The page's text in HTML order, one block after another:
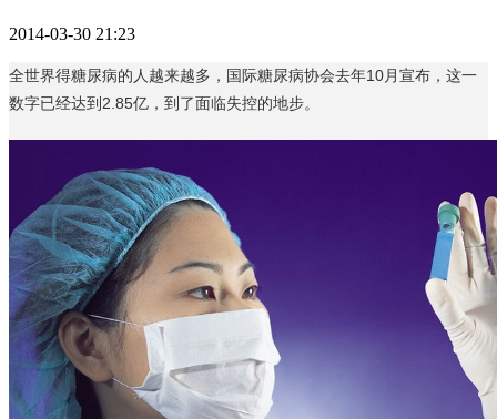
2014-03-30 21:23
全世界得糖尿病的人越来越多，国际糖尿病协会去年10月宣布，这一
数字已经达到2.85亿，到了面临失控的地步。